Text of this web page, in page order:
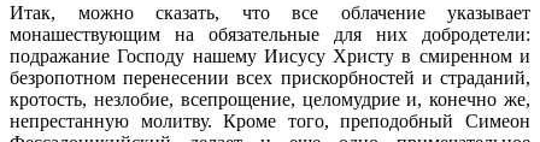
Итак, можно сказать, что все облачение указывает
монашествующим на обязательные для них добродетели:
подражание Господу нашему Иисусу Христу в смиренном и
безропотном перенесении всех прискорбностей и страданий,
кротость, незлобие, всепрощение, целомудрие и, конечно же,
непрестанную молитву. Кроме того, преподобный Симеон